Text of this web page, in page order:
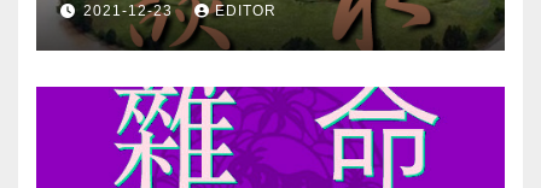
2021-12-23 EDITOR